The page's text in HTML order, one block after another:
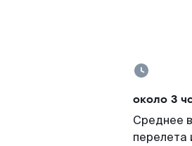
около 3
Среднее
перелета